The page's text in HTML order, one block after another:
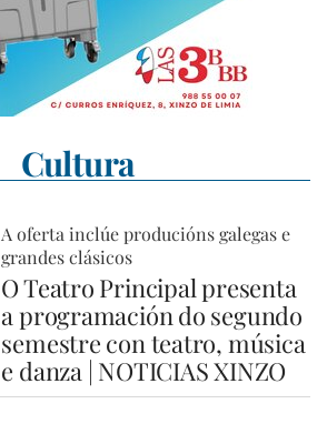
Cultura
A oferta inclúe producións galegas e
grandes clásicos
O Teatro Principal presenta
a programación do segundo
semestre con teatro, música
e danza | NOTICIAS XINZO